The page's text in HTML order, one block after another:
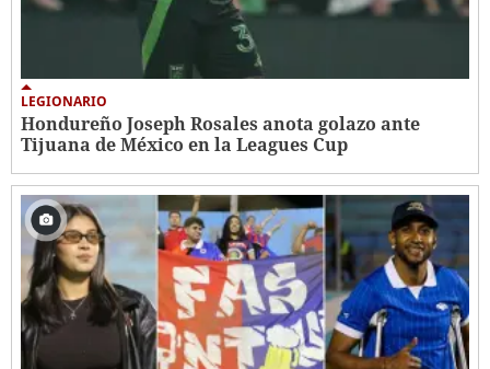
LEGIONARIO
Hondureño Joseph Rosales anota golazo ante
Tijuana de México en la Leagues Cup